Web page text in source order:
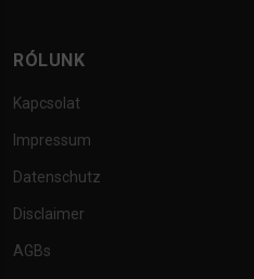
RÓLUNK
Kapcsolat
Impressum
Datenschutz
Disclaimer
AGBs